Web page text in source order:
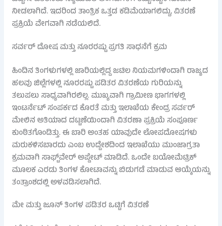
ನೀಡಲಾಗಿದೆ. ಇದರಿಂದ ತಾಂತ್ರಿಕ ಒತ್ತಡ ಕಡಿಮೆಯಾಗಲಿದ್ದು, ವಿತರಣೆ
ಪ್ರಕ್ರಿಯೆ ವೇಗವಾಗಿ ನಡೆಯಲಿದೆ.
ಸರ್ವರ್ ದೋಷ ಮತ್ತು ನೂರರಷ್ಟು ಪ್ರಗತಿ ಸಾಧನೆಗೆ ಕ್ರಮ
ಹಿಂದಿನ ತಿಂಗಳುಗಳಲ್ಲಿ ಜಾರಿಯಲ್ಲಿದ್ದ ಜಟಿಲ ನಿಯಮಗಳಿಂದಾಗಿ ರಾಜ್ಯದ
ಹಲವು ಜಿಲ್ಲೆಗಳಲ್ಲಿ ನೂರರಷ್ಟು ಪಡಿತರ ವಿತರಣೆಯ ಗುರಿಯನ್ನು
ತಲುಪಲು ಸಾಧ್ಯವಾಗಿರಲಿಲ್ಲ. ಮುಖ್ಯವಾಗಿ ಗ್ರಾಮೀಣ ಭಾಗಗಳಲ್ಲಿ
ಇಂಟರ್ನೆಟ್ ಸಂಪರ್ಕದ ಕೊರತೆ ಮತ್ತು ಇಲಾಖೆಯ ಕೇಂದ್ರ ಸರ್ವರ್
ಮೇಲಿನ ಅತಿಯಾದ ದಟ್ಟಣೆಯಿಂದಾಗಿ ವಿತರಣಾ ಪ್ರಕ್ರಿಯೆ ಸಂಪೂರ್ಣ
ಕುಂಠಿತಗೊಂಡಿತ್ತು. ಈ ಬಾರಿ ಅಂತಹ ಯಾವುದೇ ಲೋಪದೋಷಗಳು
ಮರುಕಳಿಸಬಾರದು ಎಂಬ ಉದ್ದೇಶದಿಂದ ಇಲಾಖೆಯು ಮುಂಜಾಗ್ರತಾ
ಕ್ರಮವಾಗಿ ಸಾಫ್ಟ್‌ವೇರ್ ಅಪ್ಡೇಟ್ ಮಾಡಿದೆ. ಒಂದೇ ಬಯೋಮೆಟ್ರಿಕ್
ಮೂಲಕ ಎರಡು ತಿಂಗಳ ಕೋಟಾವನ್ನು ಬಿಡುಗಡೆ ಮಾಡುವ ಆಯ್ಕೆಯನ್ನು
ತಂತ್ರಾಂಶದಲ್ಲಿ ಅಳವಡಿಸಲಾಗಿದೆ.
ಮೇ ಮತ್ತು ಜೂನ್ ತಿಂಗಳ ಪಡಿತರ ಒಟ್ಟಿಗೆ ವಿತರಣೆ